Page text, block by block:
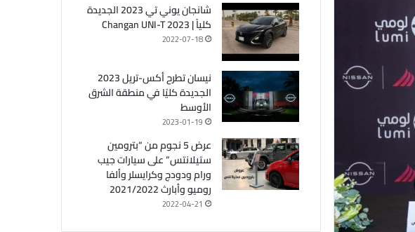
شانجان يوني تي 2023 الجديدة
كلياً | Changan UNI-T 2023
2022-07-18
نيسان تطرح أكس-تريل 2023
الجديدة كليًا في منطقة الشرق
الأوسط
2023-01-19
عرض 5 نجوم من “بترومين
ستيلانتس” على سيارات جيب
ورام ودودج وكرايسلر وألفا
روميو وأبارث 2021/2022
2022-04-21